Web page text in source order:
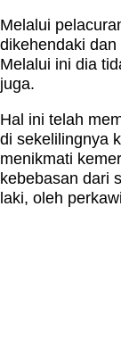
Melalui
dikehendaki
Melalui ini dia
juga.
Hal ini telah
di sekelilingnya
menikmati
kebebasan dari
laki, oleh